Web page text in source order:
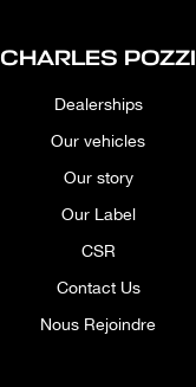
CHARLES POZZI
Dealerships
Our vehicles
Our story
Our Label
CSR
Contact Us
Nous Rejoindre